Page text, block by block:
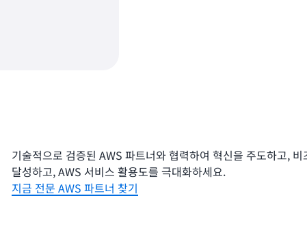
기술적으로 검증된 AWS 파트너와 협력하여 혁신을 주도하고, 비
달성하고, AWS 서비스 활용도를 극대화하세요.
지금 전문 AWS 파트너 찾기